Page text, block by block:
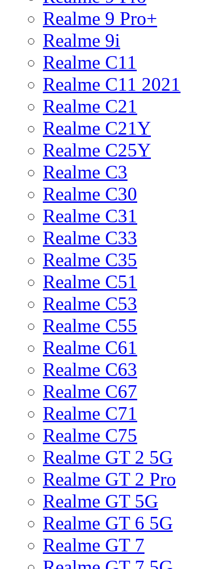
Realme 9 Pro+
Realme 9i
Realme C11
Realme C11 2021
Realme C21
Realme C21Y
Realme C25Y
Realme C3
Realme C30
Realme C31
Realme C33
Realme C35
Realme C51
Realme C53
Realme C55
Realme C61
Realme C63
Realme C67
Realme C71
Realme C75
Realme GT 2 5G
Realme GT 2 Pro
Realme GT 5G
Realme GT 6 5G
Realme GT 7